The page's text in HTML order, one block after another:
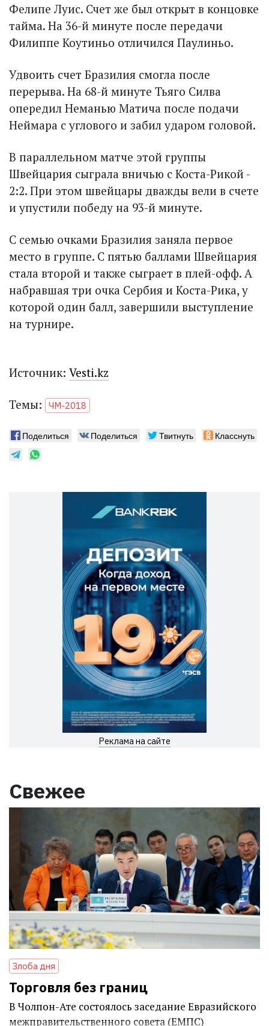
Фелипе Луис. Счет же был открыт в концовке
тайма. На 36-й минуте после передачи
Филиппе Коутиньо отличился Паулиньо.
Удвоить счет Бразилия смогла после
перерыва. На 68-й минуте Тьяго Силва
опередил Неманью Матича после подачи
Неймара с углового и забил ударом головой.
В параллельном матче этой группы
Швейцария сыграла вничью с Коста-Рикой -
2:2. При этом швейцары дважды вели в счете
и упустили победу на 93-й минуте.
C семью очками Бразилия заняла первое
место в группе. С пятью баллами Швейцария
стала второй и также сыграет в плей-офф. А
набравшая три очка Сербия и Коста-Рика, у
которой один балл, завершили выступление
на турнире.
Источник: Vesti.kz
Темы: ЧМ-2018
Поделиться Поделиться Твитнуть Класснуть
Реклама на сайте
Свежее
Злоба дня
Торговля без границ
В Чолпон-Ате состоялось заседание Евразийского
межправительственного совета (ЕМПС)